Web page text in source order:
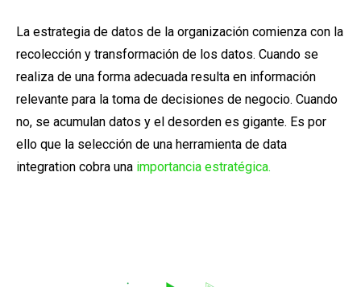
La estrategia de datos de la organización comienza con la
recolección y transformación de los datos. Cuando se
realiza de una forma adecuada resulta en información
relevante para la toma de decisiones de negocio. Cuando
no, se acumulan datos y el desorden es gigante. Es por
ello que la selección de una herramienta de data
integration cobra una importancia estratégica.